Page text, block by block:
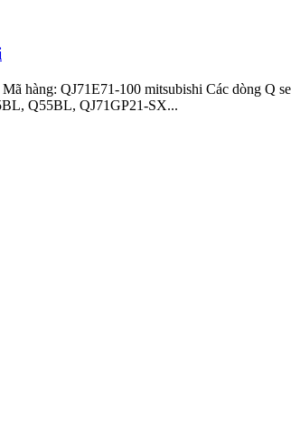
hàng: QJ71E71-100 mitsubishi Các dòng Q
Q55BL, QJ71GP21-SX...